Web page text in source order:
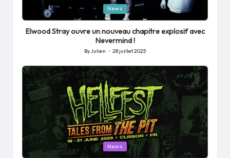
Posted
in
News
Elwood Stray ouvre un nouveau chapitre explosif avec
Nevermind !
Posted
ByJulien 28 juillet 2025
Posted
News